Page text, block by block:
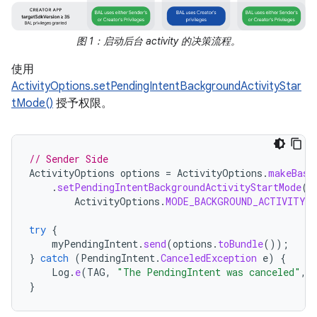
图 1：启动后台 activity 的决策流程。
使用
ActivityOptions.setPendingIntentBackgroundActivityStar
tMode() 授予权限。
// Sender Side
ActivityOptions options = ActivityOptions .
. setPendingIntentBackgroundActivityStartMode(
ActivityOptions .
try {
myPendingIntent . send(options . toBundle());
} catch (PendingIntent .CanceledException e)
{
Log . e(TAG, "The PendingIntent was canceled" ,
}